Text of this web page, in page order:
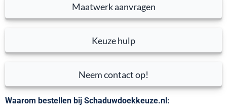
Neem contact op!
Keuze hulp
Maatwerk aanvragen
Waarom bestellen bij Schaduwdoekkeuze.nl: